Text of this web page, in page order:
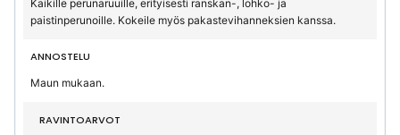
Kaikille perunaruuille, erityisesti ranskan-, lohko- ja
paistinperunoille. Kokeile myös pakastevihanneksien kanssa.
ANNOSTELU
Maun mukaan.
RAVINTOARVOT